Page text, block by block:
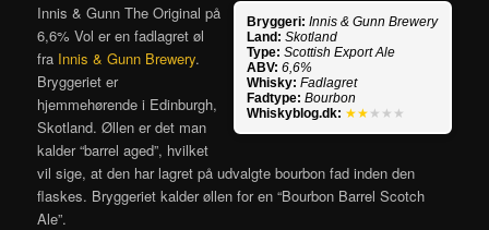
Bryggeri: Innis & Gunn Brewery
Land: Skotland
Type: Scottish Export Ale
ABV: 6,6%
Whisky: Fadlagret
Fadtype: Bourbon
Whiskyblog.dk: ★★ ★★★
Innis & Gunn The Original på
6,6% Vol er en fadlagret øl
fra Innis & Gunn Brewery.
Bryggeriet er
hjemmehørende i Edinburgh,
Skotland. Øllen er det man
kalder “barrel aged”, hvilket
vil sige, at den har lagret på udvalgte bourbon fad inden den
flaskes. Bryggeriet kalder øllen for en “Bourbon Barrel Scotch
Ale”.